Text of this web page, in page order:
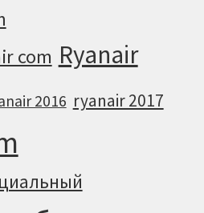
com Ryanair
2016 ryanair 2017